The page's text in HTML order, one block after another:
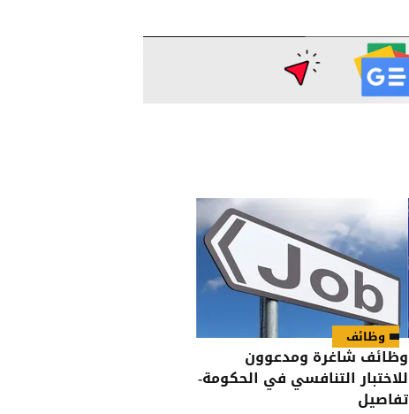
وظائف
وظائف شاغرة ومدعوون
للاختبار التنافسي في الحكومة-
تفاصيل